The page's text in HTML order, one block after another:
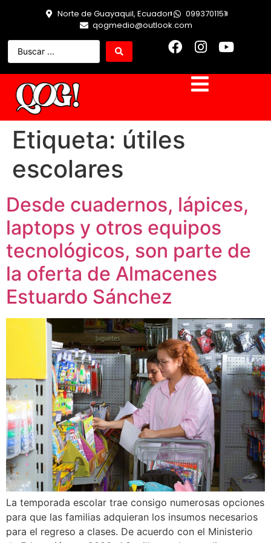
Norte de Guayaquil, Ecuador
0993701151
qogmedio@outlook.com
Etiqueta: útiles
escolares
Desde cuadernos, lápices,
laptops y otros equipos
tecnológicos, son parte de
la oferta de Almacenes
Estuardo Sánchez
La temporada escolar trae consigo numerosas opciones
para que las familias adquieran los insumos necesarios
para el regreso a clases. De acuerdo con el Ministerio